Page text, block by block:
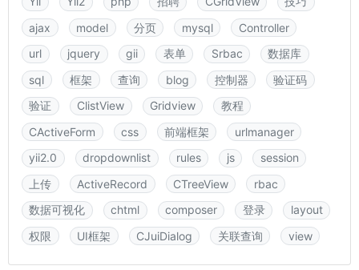
ajax
model 分页 mysql
Controller
url
jquery gii 表单 Srbac
数据库
sql
框架 查询 blog 控制器
验证码
验证
ClistView Gridview
教程
CActiveForm
css 前端框架
urlmanager
yii2.0
dropdownlist rules js
session
上传
ActiveRecord CTreeView
rbac
数据可视化
chtml composer 登录
layout
权限
UI框架 CJuiDialog 关联查询 view